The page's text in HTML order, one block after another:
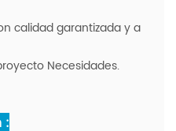
calidad garantizada y a
Necesidades.
: